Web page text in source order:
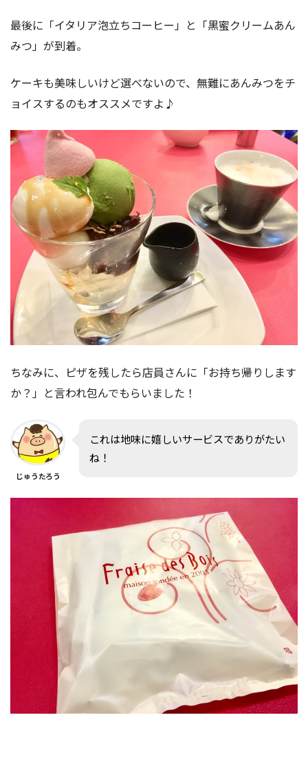
最後に「イタリア泡立ちコーヒー」と「黒蜜クリームあん
みつ」が到着。
ケーキも美味しいけど選べないので、無難にあんみつをチ
ョイスするのもオススメですよ♪
ちなみに、ピザを残したら店員さんに「お持ち帰りします
か？」と言われ包んでもらいました！
じゅうたろう
これは地味に嬉しいサービスでありがたい
ね！